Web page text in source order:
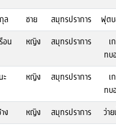
ล ชาย สมุทรปราการ
ฟุต
อน หญิง สมุทรปราการ
เก
ทบ
ะ หญิง สมุทรปราการ
เก
ทบ
ง หญิง สมุทรปราการ
ว่า